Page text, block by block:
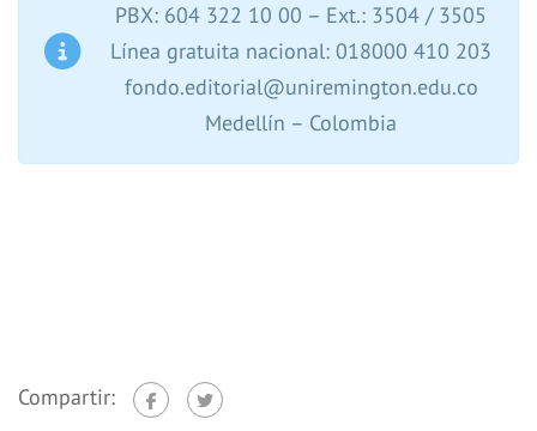
PBX: 604 322 10 00 – Ext.: 3504 / 3505
Línea gratuita nacional: 018000 410 203
fondo.editorial@uniremington.edu.co
Medellín – Colombia
Compartir: